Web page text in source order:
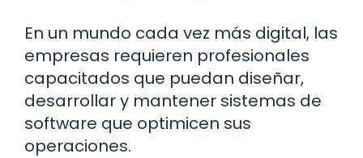
En un mundo cada vez más digital, las
empresas requieren profesionales
capacitados que puedan diseñar,
desarrollar y mantener sistemas de
software que optimicen sus
operaciones.